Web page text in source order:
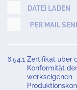
DATEI LADEN
PER MAIL
6.54.1 Zertifikat über
Konformität der
werkseigenen